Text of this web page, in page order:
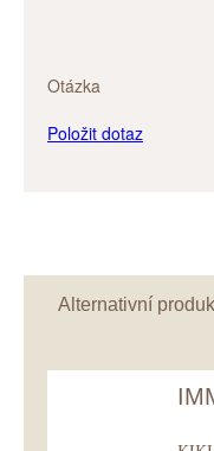
Otázka
Položit dotaz
Alternativní